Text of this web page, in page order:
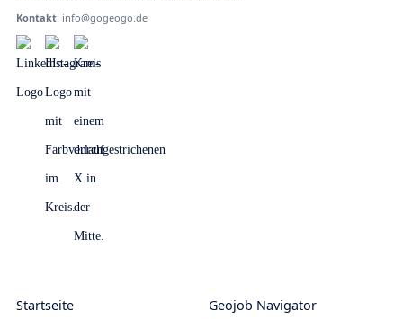
Kontakt: info@gogeogo.de
Startseite
Geojob Navigator